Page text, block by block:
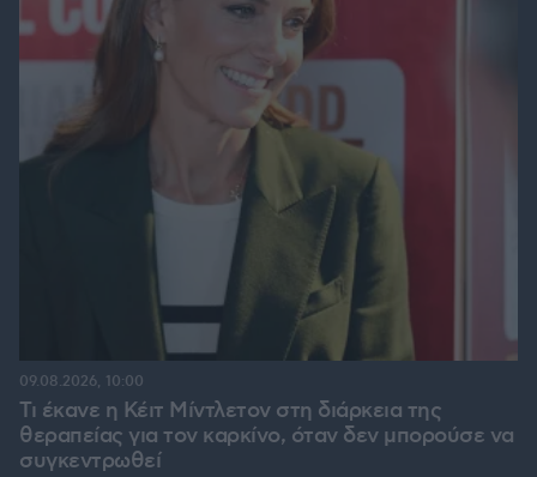
Τι έκανε η Κέιτ Μίντλετον στη διάρκεια της
θεραπείας για τον καρκίνο, όταν δεν μπορούσε να
συγκεντρωθεί
09.08.2026, 10:00